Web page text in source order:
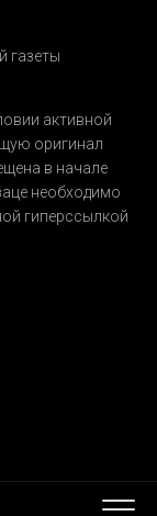
газеты
активной
оригинал
в начале
необходимо
гиперссылкой